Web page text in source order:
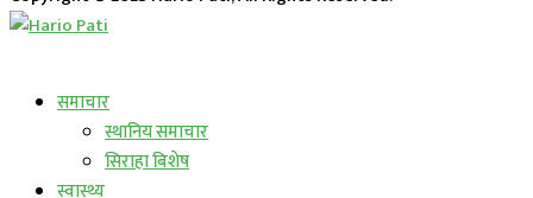
समाचार
स्थानिय समाचार
सिराहा बिशेष
स्वास्थ्य